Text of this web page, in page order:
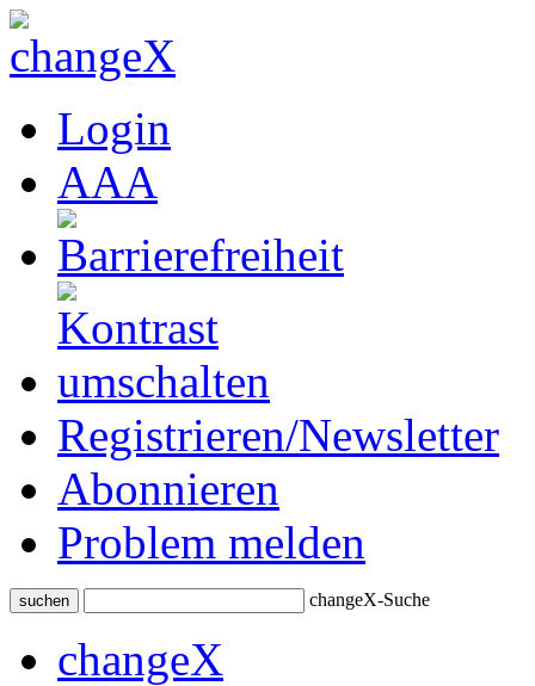
Login
AAA
Registrieren/Newsletter
Abonnieren
Problem melden
suchen changeX-Suche
changeX